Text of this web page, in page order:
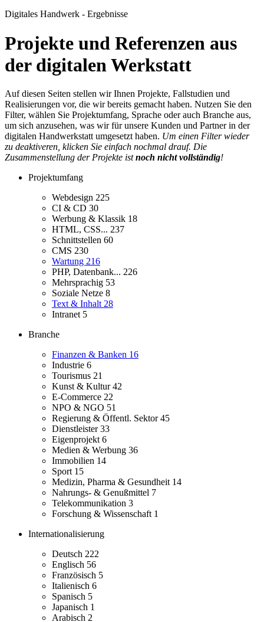
Digitales Handwerk - Ergebnisse
Projekte und Referenzen aus
der digitalen Werkstatt
Auf diesen Seiten stellen wir Ihnen Projekte, Fallstudien und
Realisierungen vor, die wir bereits gemacht haben. Nutzen Sie den
Filter, wählen Sie Projektumfang, Sprache oder auch Branche aus,
um sich anzusehen, was wir für unsere Kunden und Partner in der
digitalen Handwerkstatt umgesetzt haben. Um einen Filter wieder
zu deaktiveren, klicken Sie einfach nochmal drauf. Die
Zusammenstellung der Projekte istnoch nicht vollständig!
Projektumfang
Webdesign 225
CI & CD 30
Werbung & Klassik 18
HTML, CSS... 237
Schnittstellen 60
CMS 230
Wartung 216
PHP, Datenbank... 226
Mehrsprachig 53
Soziale Netze 8
Text & Inhalt 28
Intranet 5
Branche
Finanzen & Banken 16
Industrie 6
Tourismus 21
Kunst & Kultur42
E-Commerce 22
NPO & NGO 51
Regierung & Öffentl. Sektor45
Dienstleister33
Eigenprojekt 6
Medien & Werbung 36
Immobilien 14
Sport 15
Medizin, Pharma & Gesundheit 14
Nahrungs- & Genußmittel 7
Telekommunikation 3
Forschung & Wissenschaft 1
Internationalisierung
Deutsch 222
Englisch 56
Französisch 5
Italienisch 6
Spanisch 5
Japanisch 1
Arabisch 2